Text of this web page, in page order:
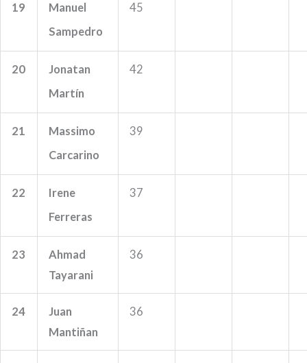
19
Manuel
Sampedro
45
20
Jonatan
Martín
42
21
Massimo
Carcarino
39
22
Irene
Ferreras
37
23
Ahmad
Tayarani
36
24
Juan
Mantiñan
36